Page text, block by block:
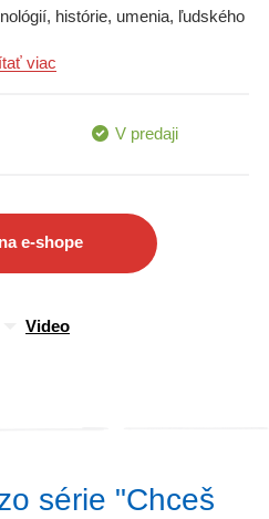
histórie, umenia, ľudského
kde sú najzaujímavejšie fakty.
na všetky zvedavé otázky
encyklopédia.
viac
V predaji
e-shope
Video
série "Chceš